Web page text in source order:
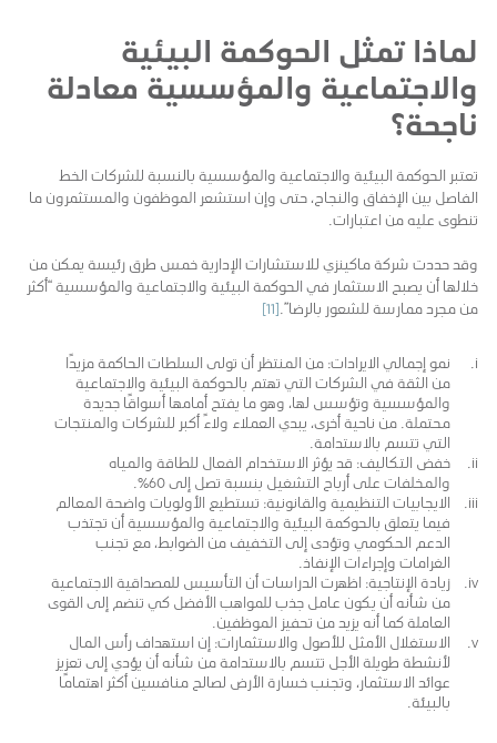
لماذا تمثل الحوكمة البيئية
والاجتماعية والمؤسسية معادلة
ناجحة؟
تعتبر الحوكمة البيئية والاجتماعية والمؤسسية بالنسبة للشركات الخط
الفاصل بين الإخفاق والنجاح، حتى وإن استشعر الموظفون والمستثمرون ما
تنطوى عليه من اعتبارات.
وقد حددت شركة ماكينزي للاستشارات الإدارية خمس طرق رئيسة يمكن من
خلالها أن يصبح الاستثمار في الحوكمة البيئية والاجتماعية والمؤسسية “أكثر
من مجرد ممارسة للشعور بالرضا”.[11]
نمو إجمالي الايرادات: من المنتظر أن تولى السلطات الحاكمة مزيدًا
من الثقة في الشركات التي تهتم بالحوكمة البيئية والاجتماعية
والمؤسسية وتؤسس لها، وهو ما يفتح أمامها أسواقًا جديدة
محتملة. من ناحية أخرى، يبدي العملاء ولاءً أكبر للشركات والمنتجات
التي تتسم بالاستدامة.
خفض التكاليف: قد يؤثر الاستخدام الفعال للطاقة والمياه
والمخلفات على أرباح التشغيل بنسبة تصل إلى 60٪.
الايجابيات التنظيمية والقانونية: تستطيع الأولويات واضحة المعالم
فيما يتعلق بالحوكمة البيئية والاجتماعية والمؤسسية أن تجتذب
الدعم الحكومي وتؤدى إلى التخفيف من الضوابط، مع تجنب
الغرامات وإجراءات الإنفاذ.
زيادة الإنتاجية: اظهرت الدراسات أن التأسيس للمصداقية الاجتماعية
من شأنه أن يكون عامل جذب للمواهب الأفضل كي تنضم إلى القوى
العاملة كما أنه يزيد من تحفيز الموظفين.
الاستغلال الأمثل للأصول والاستثمارات: إن استهداف رأس المال
لأنشطة طويلة الأجل تتسم بالاستدامة من شأنه أن يؤدي إلى تعزيز
عوائد الاستثمار، وتجنب خسارة الأرض لصالح منافسين أكثر اهتمامًا
بالبيئة.